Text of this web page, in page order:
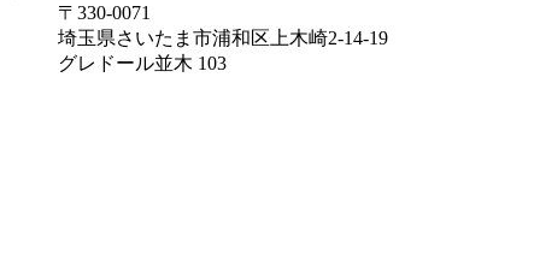
〒330-0071
埼玉県さいたま市浦和区上木崎2-14-19
グレドール並木 103